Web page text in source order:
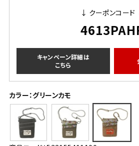
↓ クーポンコード
キャンペーン詳細は
こちら
カラー：グリーンカモ